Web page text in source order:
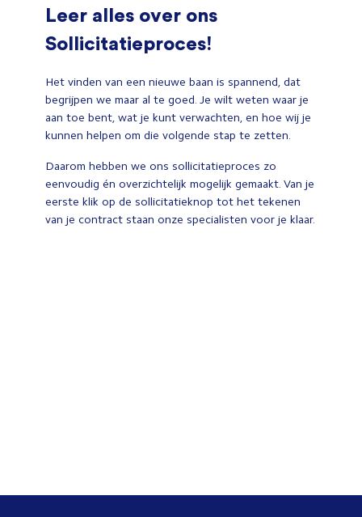
Leer alles over ons
Sollicitatieproces!
Het vinden van een nieuwe baan is spannend, dat
begrijpen we maar al te goed. Je wilt weten waar je
aan toe bent, wat je kunt verwachten, en hoe wij je
kunnen helpen om die volgende stap te zetten.
Daarom hebben we ons sollicitatieproces zo
eenvoudig én overzichtelijk mogelijk gemaakt. Van je
eerste klik op de sollicitatieknop tot het tekenen
van je contract staan onze specialisten voor je klaar.